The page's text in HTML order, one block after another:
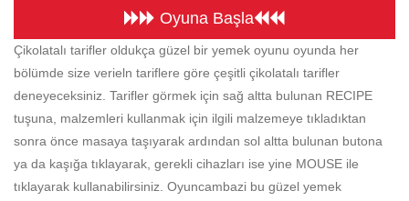
Silah
Basketbol
Beceri
Komik
Hızlı Okuma Testi
Hesaplamalar
Oyun
Eğitim Haberleri
Oyuna Başla
Çikolatalı tarifler oldukça güzel bir yemek oyunu oyunda her
bölümde size verieln tariflere göre çeşitli çikolatalı tarifler
deneyeceksiniz. Tarifler görmek için sağ altta bulunan RECIPE
tuşuna, malzemleri kullanmak için ilgili malzemeye tıkladıktan
sonra önce masaya taşıyarak ardından sol altta bulunan butona
ya da kaşığa tıklayarak, gerekli cihazları ise yine MOUSE ile
tıklayarak kullanabilirsiniz. Oyuncambazi bu güzel yemek